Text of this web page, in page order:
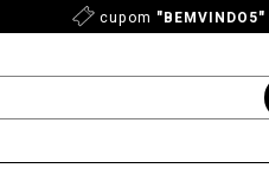
cupom "BEMVINDO5"